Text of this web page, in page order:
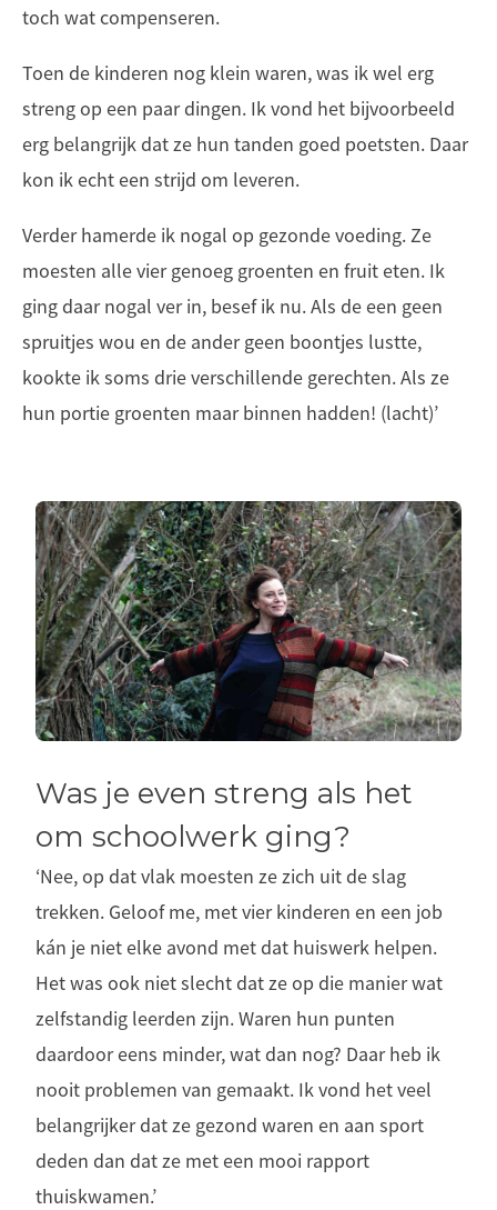
toch wat compenseren.
Toen de kinderen nog klein waren, was ik wel erg
streng op een paar dingen. Ik vond het bijvoorbeeld
erg belangrijk dat ze hun tanden goed poetsten. Daar
kon ik echt een strijd om leveren.
Verder hamerde ik nogal op gezonde voeding. Ze
moesten alle vier genoeg groenten en fruit eten. Ik
ging daar nogal ver in, besef ik nu. Als de een geen
spruitjes wou en de ander geen boontjes lustte,
kookte ik soms drie verschillende gerechten. Als ze
hun portie groenten maar binnen hadden! (lacht)’
Was je even streng als het
om schoolwerk ging?
‘Nee, op dat vlak moesten ze zich uit de slag
trekken. Geloof me, met vier kinderen en een job
kán je niet elke avond met dat huiswerk helpen.
Het was ook niet slecht dat ze op die manier wat
zelfstandig leerden zijn. Waren hun punten
daardoor eens minder, wat dan nog? Daar heb ik
nooit problemen van gemaakt. Ik vond het veel
belangrijker dat ze gezond waren en aan sport
deden dan dat ze met een mooi rapport
thuiskwamen.’